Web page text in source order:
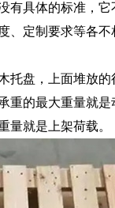
有具体的标准，
定制要求等各
托盘，上面堆放
的最大重量就
量就是上架荷载。